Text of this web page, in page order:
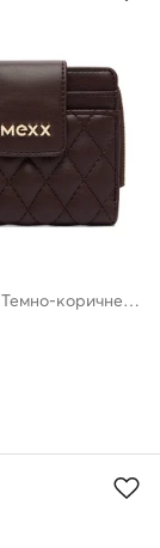
Гаманець · Темно-коричневий